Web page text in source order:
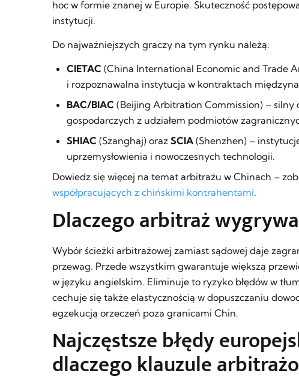
hoc w formie znanej w Europie. Skuteczność
instytucji.
Do najważniejszych graczy na tym rynku należą:
CIETAC (China International Economic and Trade
i rozpoznawalna instytucja w kontraktach
BAC/BIAC (Beijing Arbitration Commission) – silny
gospodarczych z udziałem podmiotów
SHIAC (Szanghaj) oraz SCIA (Shenzhen) –
uprzemysłowienia i nowoczesnych technologii.
Dowiedz się więcej na temat arbitrażu w Chinach –
współpracujących z chińskimi kontrahentami.
Dlaczego arbitraż
Wybór ścieżki arbitrażowej zamiast sądowej daje
przewag. Przede wszystkim gwarantuje większą
w języku angielskim. Eliminuje to ryzyko błędów w
cechuje się także elastycznością w dopuszczaniu
egzekucją orzeczeń poza granicami Chin.
Najczęstsze błędy
dlaczego klauzule